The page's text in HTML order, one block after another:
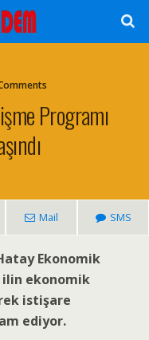
Programı
Mail SMS
Ekonomik
ilin ekonomik
istişare
ediyor.